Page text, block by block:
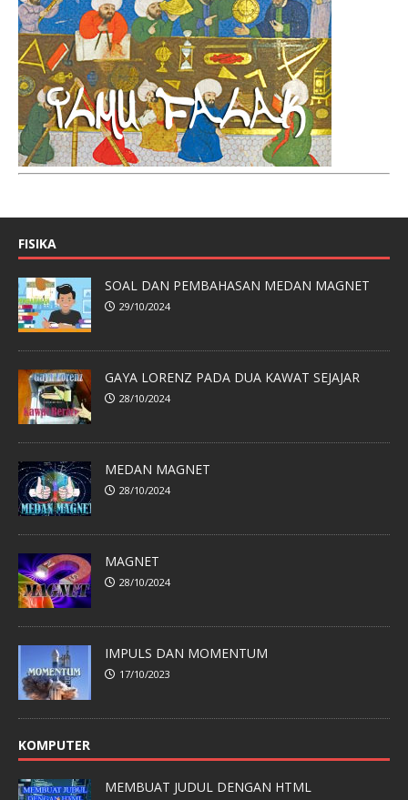
FISIKA
SOAL DAN PEMBAHASAN MEDAN MAGNET
29/10/2024
GAYA LORENZ PADA DUA KAWAT SEJAJAR
28/10/2024
MEDAN MAGNET
28/10/2024
MAGNET
28/10/2024
IMPULS DAN MOMENTUM
17/10/2023
KOMPUTER
MEMBUAT JUDUL DENGAN HTML